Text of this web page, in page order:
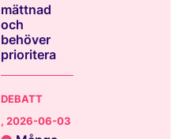
mättnad
och
behöver
prioritera
DEBATT
, 2026-06-03